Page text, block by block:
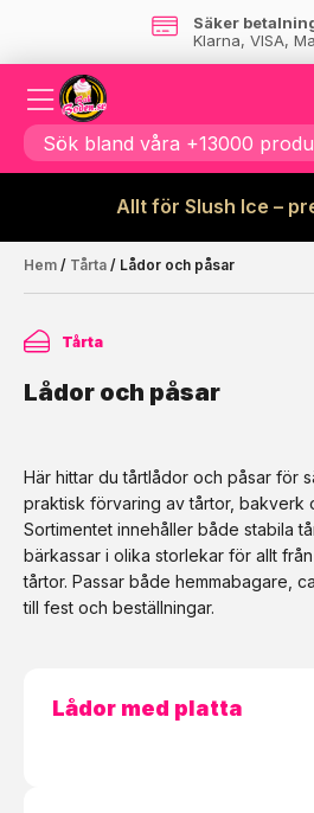
Säker
Klarna, VISA,
Allt för Slush Ice –
Hem / Tårta / Lådor och påsar
Här hittar du tårtlådor och påsar för
praktisk förvaring av tårtor, bakverk
Sortimentet innehåller både stabila
bärkassar i olika storlekar för allt
tårtor. Passar både hemmabagare,
till fest och beställningar.
Tårta
Lådor och påsar
Lådor med platta